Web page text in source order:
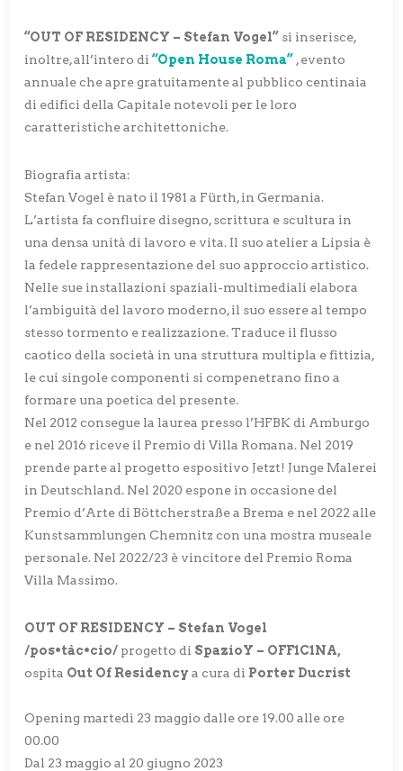
“OUT OF RESIDENCY – Stefan Vogel” si inserisce,
inoltre, all’intero di“Open House Roma” , evento
annuale che apre gratuitamente al pubblico centinaia
di edifici della Capitale notevoli per le loro
caratteristiche architettoniche.
Biografia artista:
Stefan Vogel è nato il 1981 a Fürth, in Germania.
L’artista fa confluire disegno, scrittura e scultura in
una densa unità di lavoro e vita. Il suo atelier a Lipsia è
la fedele rappresentazione del suo approccio artistico.
Nelle sue installazioni spaziali-multimediali elabora
l’ambiguità del lavoro moderno, il suo essere al tempo
stesso tormento e realizzazione. Traduce il flusso
caotico della società in una struttura multipla e fittizia,
le cui singole componenti si compenetrano fino a
formare una poetica del presente.
Nel 2012 consegue la laurea presso l’HFBK di Amburgo
e nel 2016 riceve il Premio di Villa Romana. Nel 2019
prende parte al progetto espositivo Jetzt! Junge Malerei
in Deutschland. Nel 2020 espone in occasione del
Premio d’Arte di Böttcherstraße a Brema e nel 2022 alle
Kunstsammlungen Chemnitz con una mostra museale
personale. Nel 2022/23 è vincitore del Premio Roma
Villa Massimo.
OUT OF RESIDENCY – Stefan Vogel
/pos•tàc•cio/ progetto di SpazioY – OFF1C1NA,
ospita Out Of Residency a cura di Porter Ducrist
Opening martedì 23 maggio dalle ore 19.00 alle ore
00.00
Dal 23 maggio al 20 giugno 2023